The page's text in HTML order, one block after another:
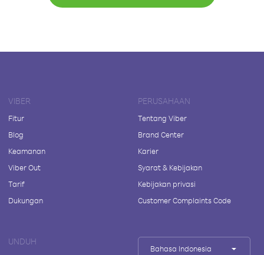
VIBER
Fitur
Blog
Keamanan
Viber Out
Tarif
Dukungan
PERUSAHAAN
Tentang Viber
Brand Center
Karier
Syarat & Kebijakan
Kebijakan privasi
Customer Complaints Code
UNDUH
Bahasa Indonesia